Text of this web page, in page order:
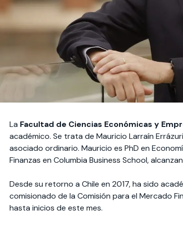
La Facultad de Ciencias Económicas y
académico. Se trata de Mauricio Larraín
asociado ordinario. Mauricio es PhD en
Finanzas en Columbia Business School,
Desde su retorno a Chile en 2017, ha sido
comisionado de la Comisión para el Mercado
hasta inicios de este mes.